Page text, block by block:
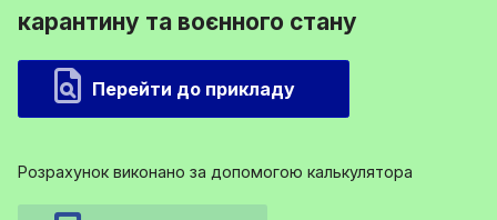
карантину та воєнного стану
Перейти до прикладу
Розрахунок виконано за допомогою калькулятора